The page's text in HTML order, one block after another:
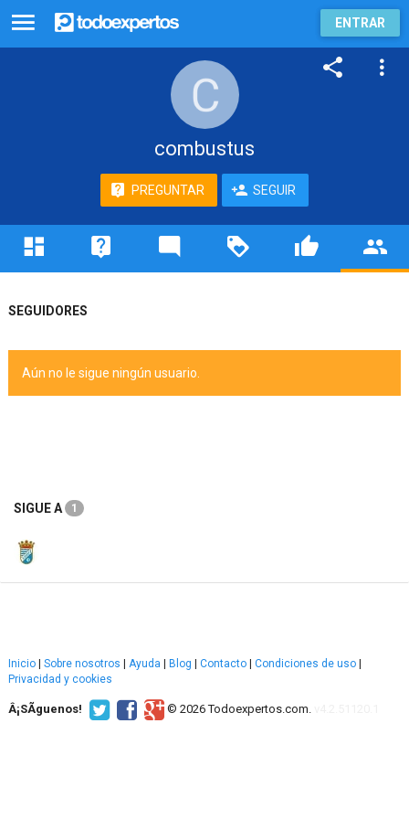
ENTRAR
combustus
PREGUNTAR SEGUIR
SEGUIDORES
Aún no le sigue ningún usuario.
SIGUE A 1
Inicio Sobre nosotros Ayuda Blog Contacto Condiciones de uso
Privacidad y cookies
Â¡SÃ­guenos! © 2026 Todoexpertos.com.